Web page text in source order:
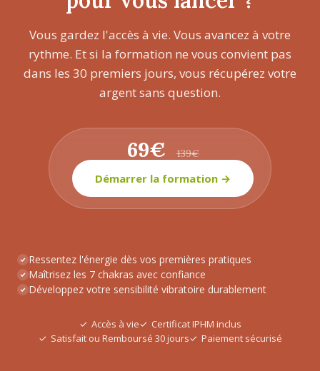
Vous gardez l'accès à vie. Vous avancez à votre
rythme. Et si la formation ne vous convient pas
dans les 30 premiers jours, vous récupérez votre
argent sans question.
69€ 139€
Démarrer la formation →
Ressentez l'énergie dès vos premières pratiques
Maîtrisez les 7 chakras avec confiance
Développez votre sensibilité vibratoire durablement
Accès à vie
Certificat IPHM inclus
Satisfait ou Remboursé 30 jours
Paiement sécurisé